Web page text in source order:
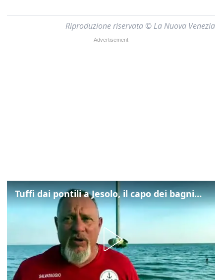
Riproduzione riservata © La Nuova Venezia
Tuffi dai pontili a Jesolo, il capo dei bagnini: "L'impegno di tutti per evitare altre tragedie"